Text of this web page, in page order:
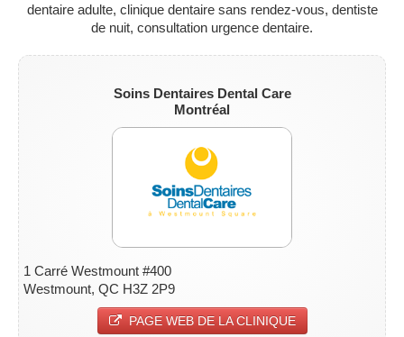
dentaire adulte, clinique dentaire sans rendez-vous, dentiste
de nuit, consultation urgence dentaire.
Soins Dentaires Dental Care
Montréal
1 Carré Westmount #400
Westmount, QC H3Z 2P9
PAGE WEB DE LA CLINIQUE